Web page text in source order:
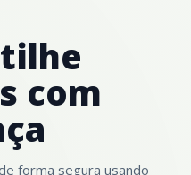
com
forma segura usando